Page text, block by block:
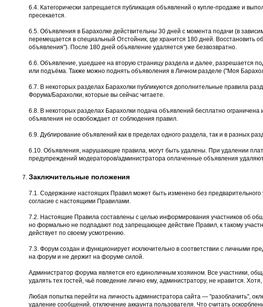
6.4. Категорически запрещается публикация объявлений о купле-продаже и
пресекается.
6.5. Объявления в Барахолке действительны 30 дней с момента подачи (в
перемещается в специальный Отстойник, где хранится 180 дней. Восстановить
объявления"). После 180 дней объявление удаляется уже безвозвратно.
6.6. Объявление, ушедшее на вторую страницу раздела и далее, разрешается
или подъёма. Также можно поднять объяволения в Личном разделе ("Моя
6.7. В некоторых разделах Барахолки публикуются дополнительные правила
Форума/Барахолки, которые вы сейчас читаете.
6.8. В некоторых разделах Барахолки подача объявлений бесплатно
объявления не освобождает от соблюдения правил.
6.9. Дублирование объявлений как в пределах одного раздела, так и в разных
6.10. Объявления, нарушающие правила, могут быть удалены. При удалении
предупреждений модераторов/администратора оплаченные объявления
Заключительные положения
7.1. Содержание настоящих Правил может быть изменено без
согласие с настоящими Правилами.
7.2. Настоящие Правила составлены с целью информирования участников об
но формально не подпадают под запрещающее действие Правил, к такому
действует по своему усмотрению.
7.3. Форум создан и функционирует исключительно в соответствии с личными
на форум и не держит на форуме силой.
Администратор форума является его единоличным хозяином. Все участники,
удалять тех гостей, чьё поведение лично ему, администратору, не нравится.
Любая попытка перейти на личность администратора сайта — "разоблачить",
удаление сообщений, отключение аккаунта пользователя. Что считать